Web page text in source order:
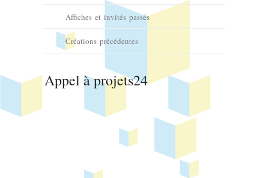
Affiches et invités passés
Créations précédentes
Appel à projets24